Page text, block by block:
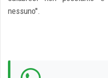
nessuno''.